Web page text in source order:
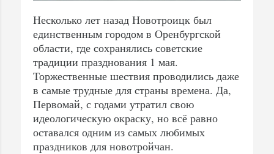
Несколько лет назад Новотроицк был
единственным городом в Оренбургской
области, где сохранялись советские
традиции празднования 1 мая.
Торжественные шествия проводились даже
в самые трудные для страны времена. Да,
Первомай, с годами утратил свою
идеологическую окраску, но всё равно
оставался одним из самых любимых
праздников для новотройчан.